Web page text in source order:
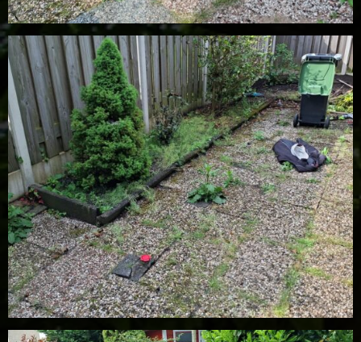
01 vooraf